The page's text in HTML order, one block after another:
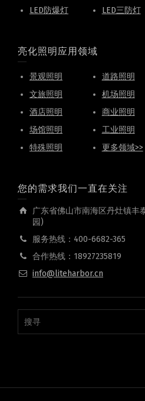
LED防爆灯
LED三防灯
亮化照明应用领域
景观照明 道路照明
文旅照明
机场照明
酒店照明
商业照明
场馆照明
工业照明
特殊照明
更多领域>>
您的需求我们一直在关注
广东省佛山市南海区丹灶镇丰
园)
服务热线：400-6682-365
合作热线：18927235819
info@liteharbor.cn